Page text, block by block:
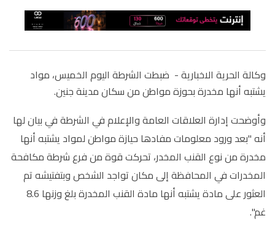
وكالة الحرية الاخبارية - ضبطت الشرطة اليوم الخميس، مواد
يشتبه أنها مخدرة بحوزة مواطن من سكان مدينة جنين.
وأوضحت إدارة العلاقات العامة والإعلام في الشرطة في بيان لها
أنه "بعد ورود معلومات مفادها حيازة مواطن لمواد يشتبه أنها
مخدرة من نوع القنب المخدر، تحركت قوة من فرع شرطة مكافحة
المخدرات في المحافظة إلى مكان تواجد الشخص وبتفتيشه تم
العثور على مادة يشتبه أنها مادة القنب المخدرة بلغ وزنها 8.6
غم".